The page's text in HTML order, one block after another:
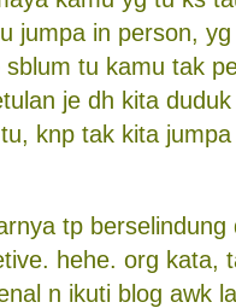
jumpa in person,
tu kamu tak
je dh kita
knp tak kita
tp berselindung
hehe. org kata,
n ikuti blog awk